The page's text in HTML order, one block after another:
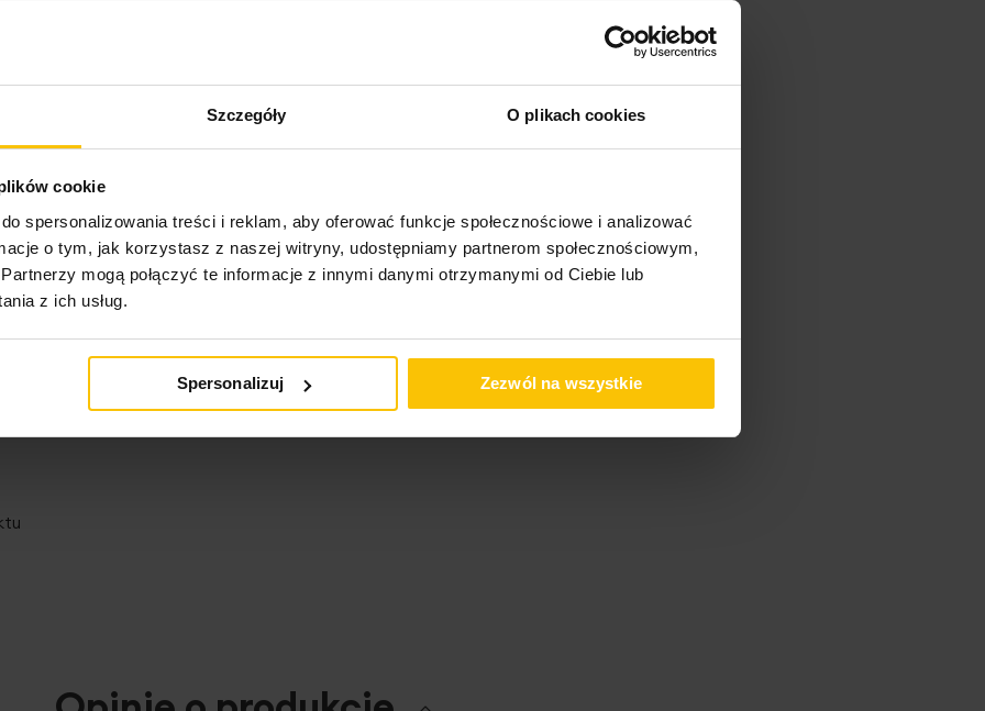
Szczegóły O plikach cookies
cookie
spersonalizowania treści i reklam, aby oferować funkcje społecznościowe i analizować
o tym, jak korzystasz z naszej witryny, udostępniamy partnerom społecznościowym,
mogą połączyć te informacje z innymi danymi otrzymanymi od Ciebie lub
z ich usług.
Spersonalizuj Zezwól na wszystkie